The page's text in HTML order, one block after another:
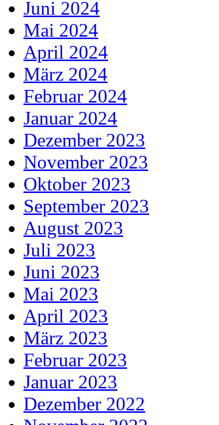
Juni 2024
Mai 2024
April 2024
März 2024
Februar 2024
Januar 2024
Dezember 2023
November 2023
Oktober 2023
September 2023
August 2023
Juli 2023
Juni 2023
Mai 2023
April 2023
März 2023
Februar 2023
Januar 2023
Dezember 2022